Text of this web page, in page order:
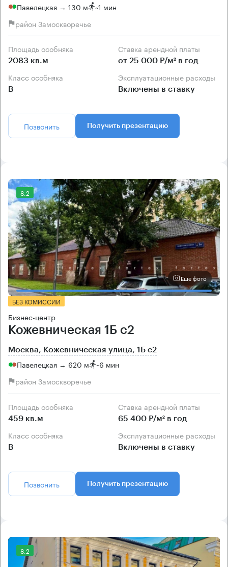
Павелецкая → 130 м ~1 мин
район Замоскворечье
Площадь особняка
2083 кв.м
Ставка арендной платы
от 25 000 Р/м² в год
Класс особняка
B
Эксплуатационные расходы
Включены в ставку
Позвонить Получить презентацию
8.2
Еще фото
БЕЗ КОМИССИИ
Бизнес-центр
Кожевническая 1Б с2
Москва, Кожевническая улица, 1Б с2
Павелецкая → 620 м ~6 мин
район Замоскворечье
Площадь особняка
459 кв.м
Ставка арендной платы
65 400 Р/м² в год
Класс особняка
B
Эксплуатационные расходы
Включены в ставку
Позвонить Получить презентацию
8.2